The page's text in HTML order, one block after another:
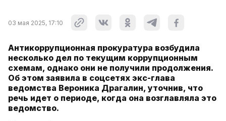
03 мая 2025, 17:10
Антикоррупционная прокуратура возбудила
несколько дел по текущим коррупционным
схемам, однако они не получили продолжения.
Об этом заявила в соцсетях экс-глава
ведомства Вероника Драгалин, уточнив, что
речь идет о периоде, когда она возглавляла это
ведомство.